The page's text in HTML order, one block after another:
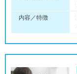
内容／特徴